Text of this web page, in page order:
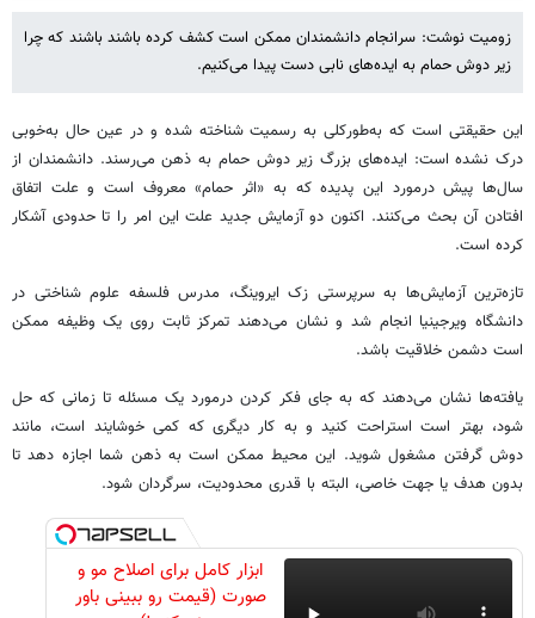
زومیت نوشت: سرانجام دانشمندان ممکن است کشف کرده باشند باشند که چرا
زیر دوش حمام به ایده‌های نابی دست پیدا می‌کنیم.
این حقیقتی است که به‌طورکلی به رسمیت شناخته شده و در عین حال به‌خوبی
درک نشده است: ایده‌های بزرگ زیر دوش حمام به ذهن می‌رسند. دانشمندان از
سال‌ها پیش درمورد این پدیده که به «اثر حمام» معروف است و علت اتفاق
افتادن آن بحث می‌کنند. اکنون دو آزمایش جدید علت این امر را تا حدودی آشکار
کرده است.
تازه‌ترین آزمایش‌ها به سرپرستی زک ایروینگ، مدرس فلسفه علوم شناختی در
دانشگاه ویرجینیا انجام شد و نشان می‌دهند تمرکز ثابت روی یک وظیفه ممکن
است دشمن خلاقیت باشد.
یافته‌ها نشان می‌دهند که به جای فکر کردن درمورد یک مسئله تا زمانی که حل
شود، بهتر است استراحت کنید و به کار دیگری که کمی خوشایند است، مانند
دوش گرفتن مشغول شوید. این محیط ممکن است به ذهن شما اجازه دهد تا
بدون هدف یا جهت خاصی، البته با قدری محدودیت، سرگردان شود.
ابزار کامل برای اصلاح مو و
صورت (قیمت رو ببینی باور